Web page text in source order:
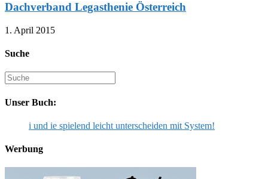
Dachverband Legasthenie Österreich
1. April 2015
Suche
Suche
nach:
Unser Buch:
i und ie spielend leicht unterscheiden mit System!
Werbung